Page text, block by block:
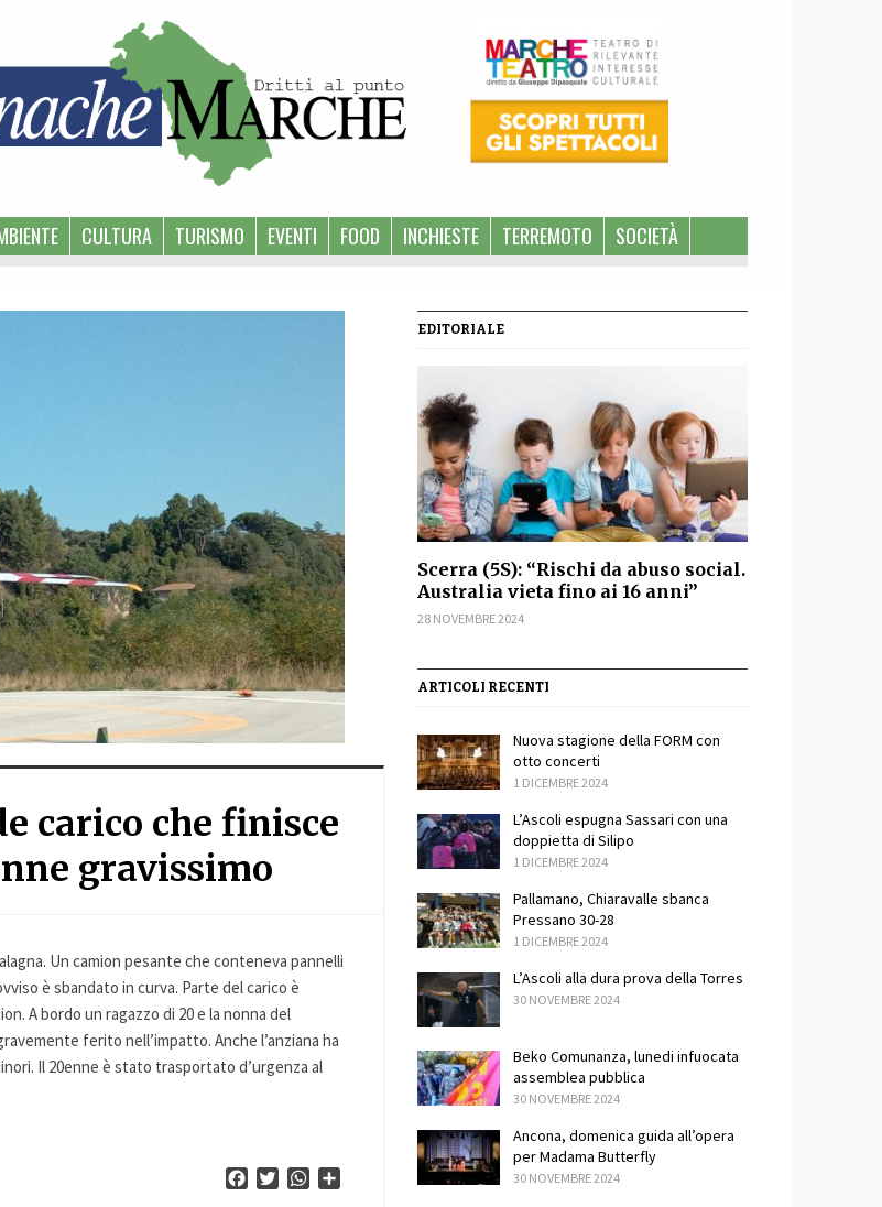
CULTURA TURISMO EVENTI FOOD INCHIESTE TERREMOTO SOCIETÀ
carico che finisce
gravissimo
Un camion pesante che conteneva pannelli
è sbandato in curva. Parte del carico è
A bordo un ragazzo di 20 e la nonna del
ferito nell’impatto. Anche l’anziana ha
Il 20enne è stato trasportato d’urgenza al
FacebookTwitterWhatsApp
EDITORIALE
Scerra (5S): “Rischi da abuso social.
Australia vieta fino ai 16 anni”
28 NOVEMBRE 2024
ARTICOLI RECENTI
Nuova stagione della FORM con
otto concerti
1 DICEMBRE 2024
L’Ascoli espugna Sassari con una
doppietta di Silipo
1 DICEMBRE 2024
Pallamano, Chiaravalle sbanca
Pressano 30-28
1 DICEMBRE 2024
L’Ascoli alla dura prova della Torres
30 NOVEMBRE 2024
Beko Comunanza, lunedi infuocata
assemblea pubblica
30 NOVEMBRE 2024
Ancona, domenica guida all’opera
per Madama Butterfly
30 NOVEMBRE 2024